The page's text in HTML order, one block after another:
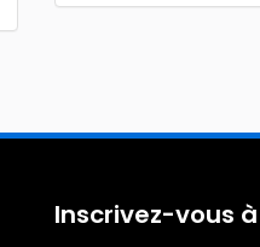
Inscrivez-vous